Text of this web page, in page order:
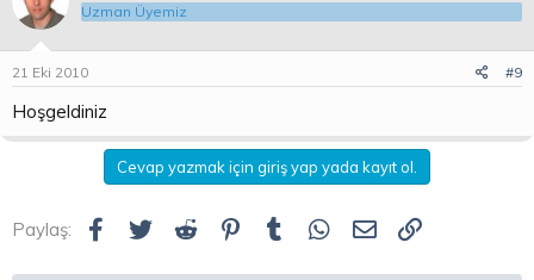
Uzman Üyemiz
21 Eki 2010 #9
Hoşgeldiniz
Cevap yazmak için giriş yap yada kayıt ol.
Paylaş: Facebook
TwitterReddit Pinterest
Tumblr WhatsApp
E-postaLink